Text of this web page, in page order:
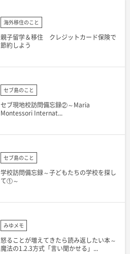
海外移住のこと
親子留学＆移住 クレジットカード保険で
節約しよう
セブ島のこと
セブ現地校訪問備忘録②～Maria
Montessori Internat...
セブ島のこと
学校訪問備忘録～子どもたちの学校を探し
て①～
みゆメモ
怒ることが増えてきたら読み返したい本～
魔法の1.2.3方式「言い聞かせる」...